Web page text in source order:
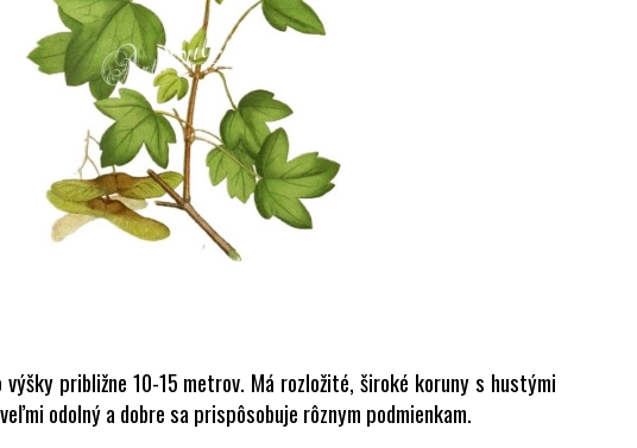
približne 10-15 metrov. Má rozložité, široké koruny s hustými
odolný a dobre sa prispôsobuje rôznym podmienkam.